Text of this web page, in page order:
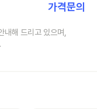
가격문의
해 드리고 있으며,